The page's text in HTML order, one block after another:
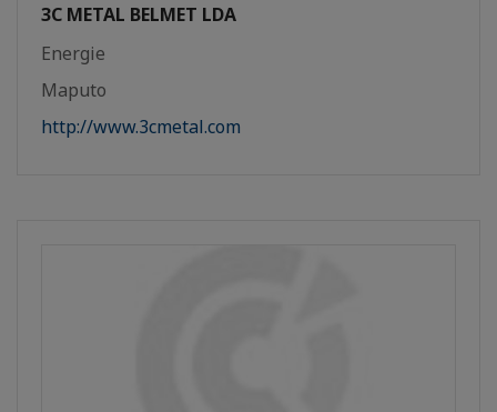
3C METAL BELMET LDA
Energie
Maputo
http://www.3cmetal.com